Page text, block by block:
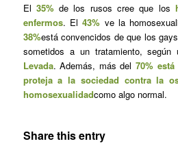
El 35%de los rusos cree que los
enfermos. El43% ve la
38%está convencidos de que los
sometidos a un tratamiento, según
Levada. Además, más del70%
proteja a la sociedad contra la
homosexualidadcomo algo normal.
Share this entry